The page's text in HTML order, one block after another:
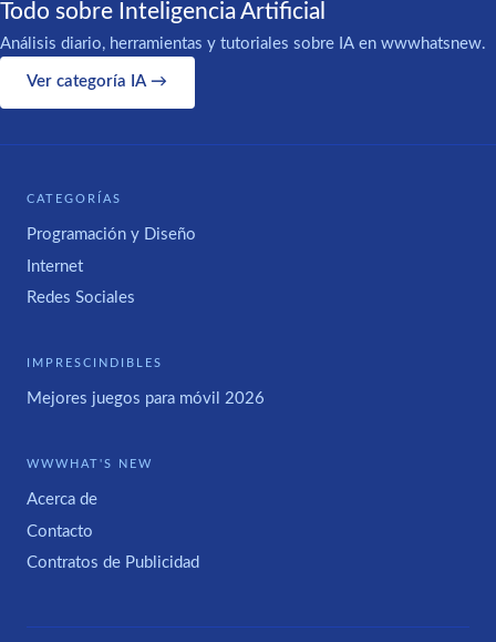
Todo sobre Inteligencia Artificial
Análisis diario, herramientas y tutoriales sobre IA en wwwhatsnew.
Ver categoría IA →
CATEGORÍAS
Programación y Diseño
Internet
Redes Sociales
IMPRESCINDIBLES
Mejores juegos para móvil 2026
WWWHAT'S NEW
Acerca de
Contacto
Contratos de Publicidad